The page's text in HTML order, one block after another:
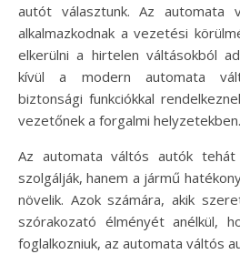
autót választunk. Az automata
alkalmazkodnak a vezetési
elkerülni a hirtelen váltásokból
kívül a modern automata
biztonsági funkciókkal
vezetőnek a forgalmi helyzetekben.
Az automata váltós autók tehát
szolgálják, hanem a jármű
növelik. Azok számára, akik
szórakozató élményét anélkül,
foglalkozniuk, az automata váltós